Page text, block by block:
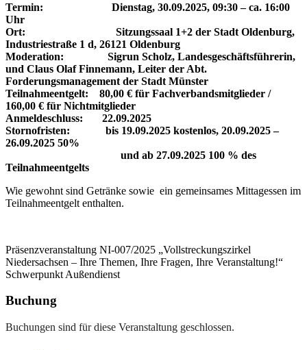
Termin: Dienstag, 30.09.2025, 09:30 – ca. 16:00
Uhr
Ort: Sitzungssaal 1+2 der Stadt Oldenburg,
Industriestraße 1 d, 26121 Oldenburg
Moderation: Sigrun Scholz, Landesgeschäftsführerin,
und Claus Olaf Finnemann, Leiter der Abt.
Forderungsmanagement der Stadt Münster
Teilnahmeentgelt: 80,00 € für Fachverbandsmitglieder /
160,00 € für Nichtmitglieder
Anmeldeschluss: 22.09.2025
Stornofristen: bis 19.09.2025 kostenlos, 20.09.2025 –
26.09.2025 50%
und ab 27.09.2025 100 % des
Teilnahmeentgelts
Wie gewohnt sind Getränke sowie ein gemeinsames Mittagessen im
Teilnahmeentgelt enthalten.
Präsenzveranstaltung NI-007/2025 „Vollstreckungszirkel
Niedersachsen – Ihre Themen, Ihre Fragen, Ihre Veranstaltung!“
Schwerpunkt Außendienst
Buchung
Buchungen sind für diese Veranstaltung geschlossen.